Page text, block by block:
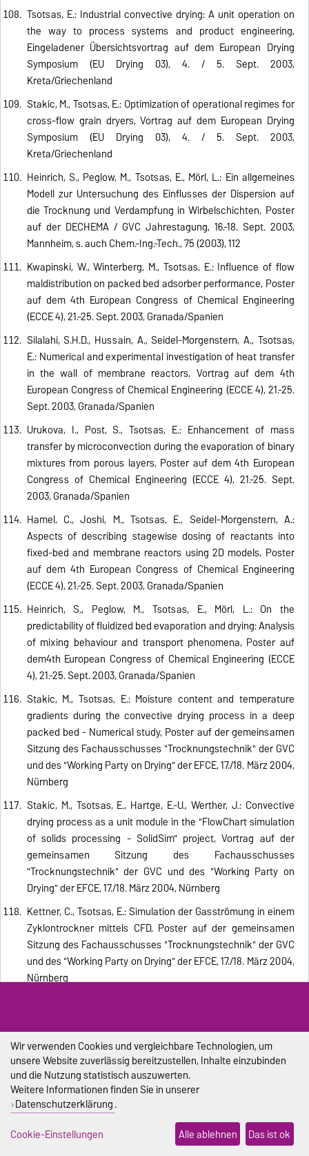
Tsotsas, E.: Industrial convective drying: A unit operation on
the way to process systems and product engineering,
Eingeladener Übersichtsvortrag auf dem European Drying
Symposium (EU Drying 03), 4. / 5. Sept. 2003,
Kreta/Griechenland
Stakic, M., Tsotsas, E.: Optimization of operational regimes for
cross-flow grain dryers, Vortrag auf dem European Drying
Symposium (EU Drying 03), 4. / 5. Sept. 2003,
Kreta/Griechenland
Heinrich, S., Peglow, M., Tsotsas, E., Mörl, L.: Ein allgemeines
Modell zur Untersuchung des Einflusses der Dispersion auf
die Trocknung und Verdampfung in Wirbelschichten, Poster
auf der DECHEMA / GVC Jahrestagung, 16.-18. Sept. 2003,
Mannheim, s. auch Chem.-Ing.-Tech., 75 (2003), 112
Kwapinski, W., Winterberg, M., Tsotsas, E.: Influence of flow
maldistribution on packed bed adsorber performance, Poster
auf dem 4th European Congress of Chemical Engineering
(ECCE 4), 21.-25. Sept. 2003, Granada/Spanien
Silalahi, S.H.D., Hussain, A., Seidel-Morgenstern, A., Tsotsas,
E.: Numerical and experimental investigation of heat transfer
in the wall of membrane reactors, Vortrag auf dem 4th
European Congress of Chemical Engineering (ECCE 4), 21.-25.
Sept. 2003, Granada/Spanien
Urukova, I., Post, S., Tsotsas, E.: Enhancement of mass
transfer by microconvection during the evaporation of binary
mixtures from porous layers, Poster auf dem 4th European
Congress of Chemical Engineering (ECCE 4), 21.-25. Sept.
2003, Granada/Spanien
Hamel, C., Joshi, M., Tsotsas, E., Seidel-Morgenstern, A.:
Aspects of describing stagewise dosing of reactants into
fixed-bed and membrane reactors using 2D models, Poster
auf dem 4th European Congress of Chemical Engineering
(ECCE 4), 21.-25. Sept. 2003, Granada/Spanien
Heinrich, S., Peglow, M., Tsotsas, E., Mörl, L.: On the
predictability of fluidized bed evaporation and drying: Analysis
of mixing behaviour and transport phenomena, Poster auf
dem4th European Congress of Chemical Engineering (ECCE
4), 21.-25. Sept. 2003, Granada/Spanien
Stakic, M., Tsotsas, E.: Moisture content and temperature
gradients during the convective drying process in a deep
packed bed - Numerical study, Poster auf der gemeinsamen
Sitzung des Fachausschusses "Trocknungstechnik" der GVC
und des "Working Party on Drying" der EFCE, 17./18. März 2004,
Nürnberg
Stakic, M., Tsotsas, E., Hartge, E.-U., Werther, J.: Convective
drying process as a unit module in the "FlowChart simulation
of solids processing - SolidSim" project, Vortrag auf der
gemeinsamen Sitzung des Fachausschusses
"Trocknungstechnik" der GVC und des "Working Party on
Drying" der EFCE, 17./18. März 2004, Nürnberg
Kettner, C., Tsotsas, E.: Simulation der Gasströmung in einem
Zyklontrockner mittels CFD, Poster auf der gemeinsamen
Sitzung des Fachausschusses "Trocknungstechnik" der GVC
und des "Working Party on Drying" der EFCE, 17./18. März 2004,
Nürnberg
Wirbelschichten, Vortrag auf der gemeinsamen Sitzung des
Fachausschusses "Trocknungstechnik" der GVC und des
"Working Party on Drying" der EFCE, 17./18. März 2004,
Nürnberg
Hussain, A., Tsotsas, E.: Transportprozesse in anorganischen
rohrförmigen Membranen, Poster auf der Arbeitssitzung des
Fachauschusses "Wärme- und Stoffübertragung " der GVC,
Wir verwenden Cookies und vergleichbare Technologien, um
unsere Website zuverlässig bereitzustellen, Inhalte einzubinden
und die Nutzung statistisch auszuwerten.
Weitere Informationen finden Sie in unserer
Datenschutzerklärung.
Cookie-Einstellungen
Alle ablehnen Das ist ok